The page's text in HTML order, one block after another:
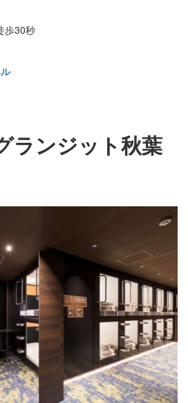
歩30秒
ランジット秋葉